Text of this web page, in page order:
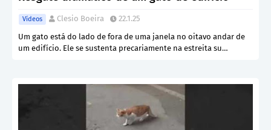
Vídeos Clesio Boeira
22.1.25
Um gato está do lado de fora de uma janela no oitavo andar de
um edifício. Ele se sustenta precariamente na estreita su…